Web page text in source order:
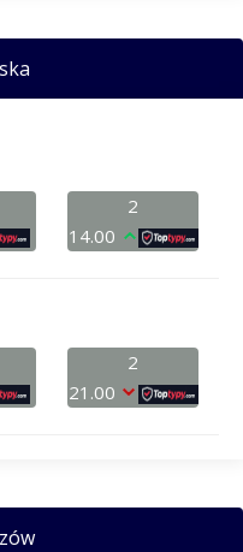
2
14.00
2
21.00